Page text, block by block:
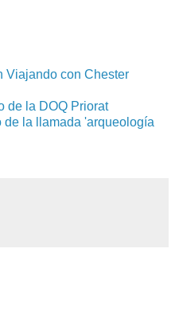
Viajando con Chester
de la DOQ Priorat
de la llamada 'arqueología